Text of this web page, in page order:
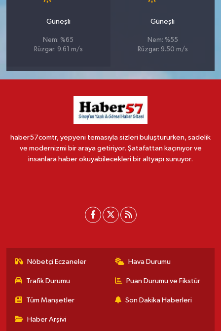
Güneşli
Nem: %65
Rüzgar: 9.61 m/s
Güneşli
Nem: %55
Rüzgar: 9.50 m/s
haber57comtr, yepyeni temasıyla sizleri buluştururken, sadelik
ve modernizmi bir araya getiriyor. Şatafattan kaçınıyor ve
insanlara haber okuyabilecekleri bir altyapı sunuyor.
Nöbetçi Eczaneler Hava Durumu
Trafik Durumu Puan Durumu ve Fikstür
Tüm Manşetler Son Dakika Haberleri
Haber Arşivi